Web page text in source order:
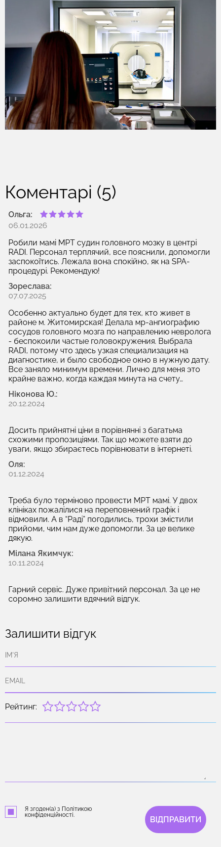
Коментарі (5)
Ольга:
06.01.2026
Робили мамі МРТ судин головного мозку в центрі
RADI. Персонал терплячий, все пояснили, допомогли
заспокоїтись. Лежала вона спокійно, як на SPA-
процедурі. Рекомендую!
Зореслава:
07.07.2025
Особенно актуально будет для тех, кто живет в
районе м. Житомирская! Делала мр-ангиографию
сосудов головного мозга по направлению невролога
- беспокоили частые головокружения. Выбрала
RADI, потому что здесь узкая специализация на
диагностике, и было свободное окно в нужную дату.
Все заняло минимум времени. Лично для меня это
крайне важно, когда каждая минута на счету…
Ніконова Ю.:
20.12.2024
Досить прийнятні ціни в порівнянні з багатьма
схожими пропозиціями. Так що можете взяти до
уваги, якщо збираєтесь порівнювати в інтернеті.
Оля:
01.12.2024
Треба було терміново провести МРТ мамі. У двох
клініках пожалілися на переповнений графік і
відмовили. А в “Раді” погодились, трохи змістили
прийоми, чим нам дуже допомогли. За це велике
дякую.
Мілана Якимчук:
10.11.2024
Гарний сервіс. Дуже привітний персонал. За це не
соромно залишити вдячний відгук.
Залишити відгук
Рейтинг:
Я згоден(а) з Політикою
конфіденційності.
ВІДПРАВИТИ